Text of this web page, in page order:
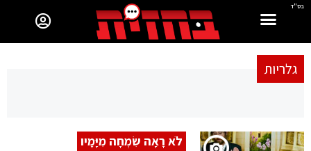
בס"ד
גלריות
לֹא רָאָה שִׂמְחָה מִיָּמָיו